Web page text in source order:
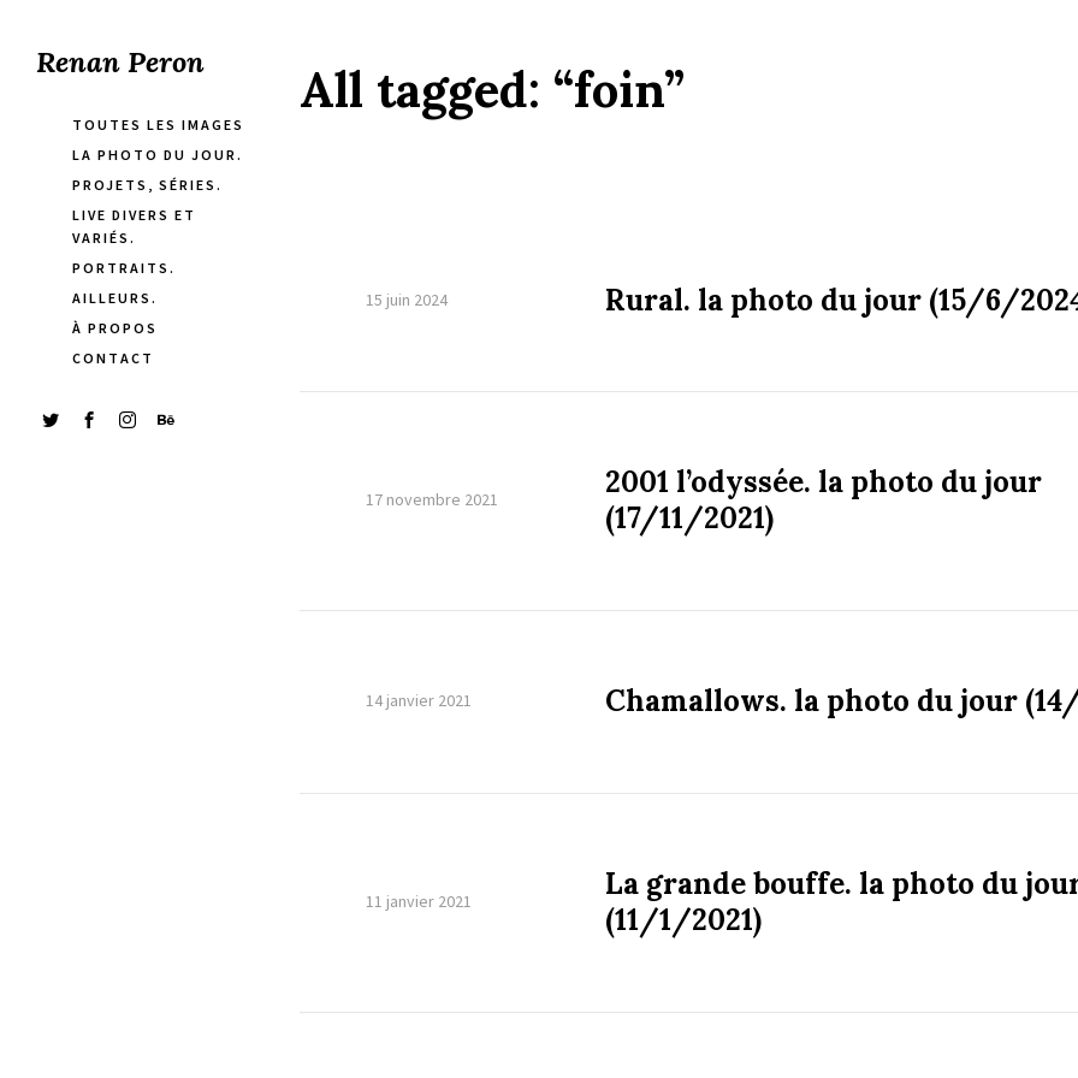
Renan Peron
TOUTES LES IMAGES
LA PHOTO DU JOUR.
PROJETS, SÉRIES.
LIVE DIVERS ET
VARIÉS.
PORTRAITS.
AILLEURS.
À PROPOS
CONTACT
All tagged: “foin”
15 juin 2024 Rural. la photo du jour (15/6/
17 novembre 2021
2001 l’odyssée. la photo du jour
(17/11/2021)
14 janvier 2021 Chamallows. la photo du jour
11 janvier 2021
La grande bouffe. la photo du
(11/1/2021)